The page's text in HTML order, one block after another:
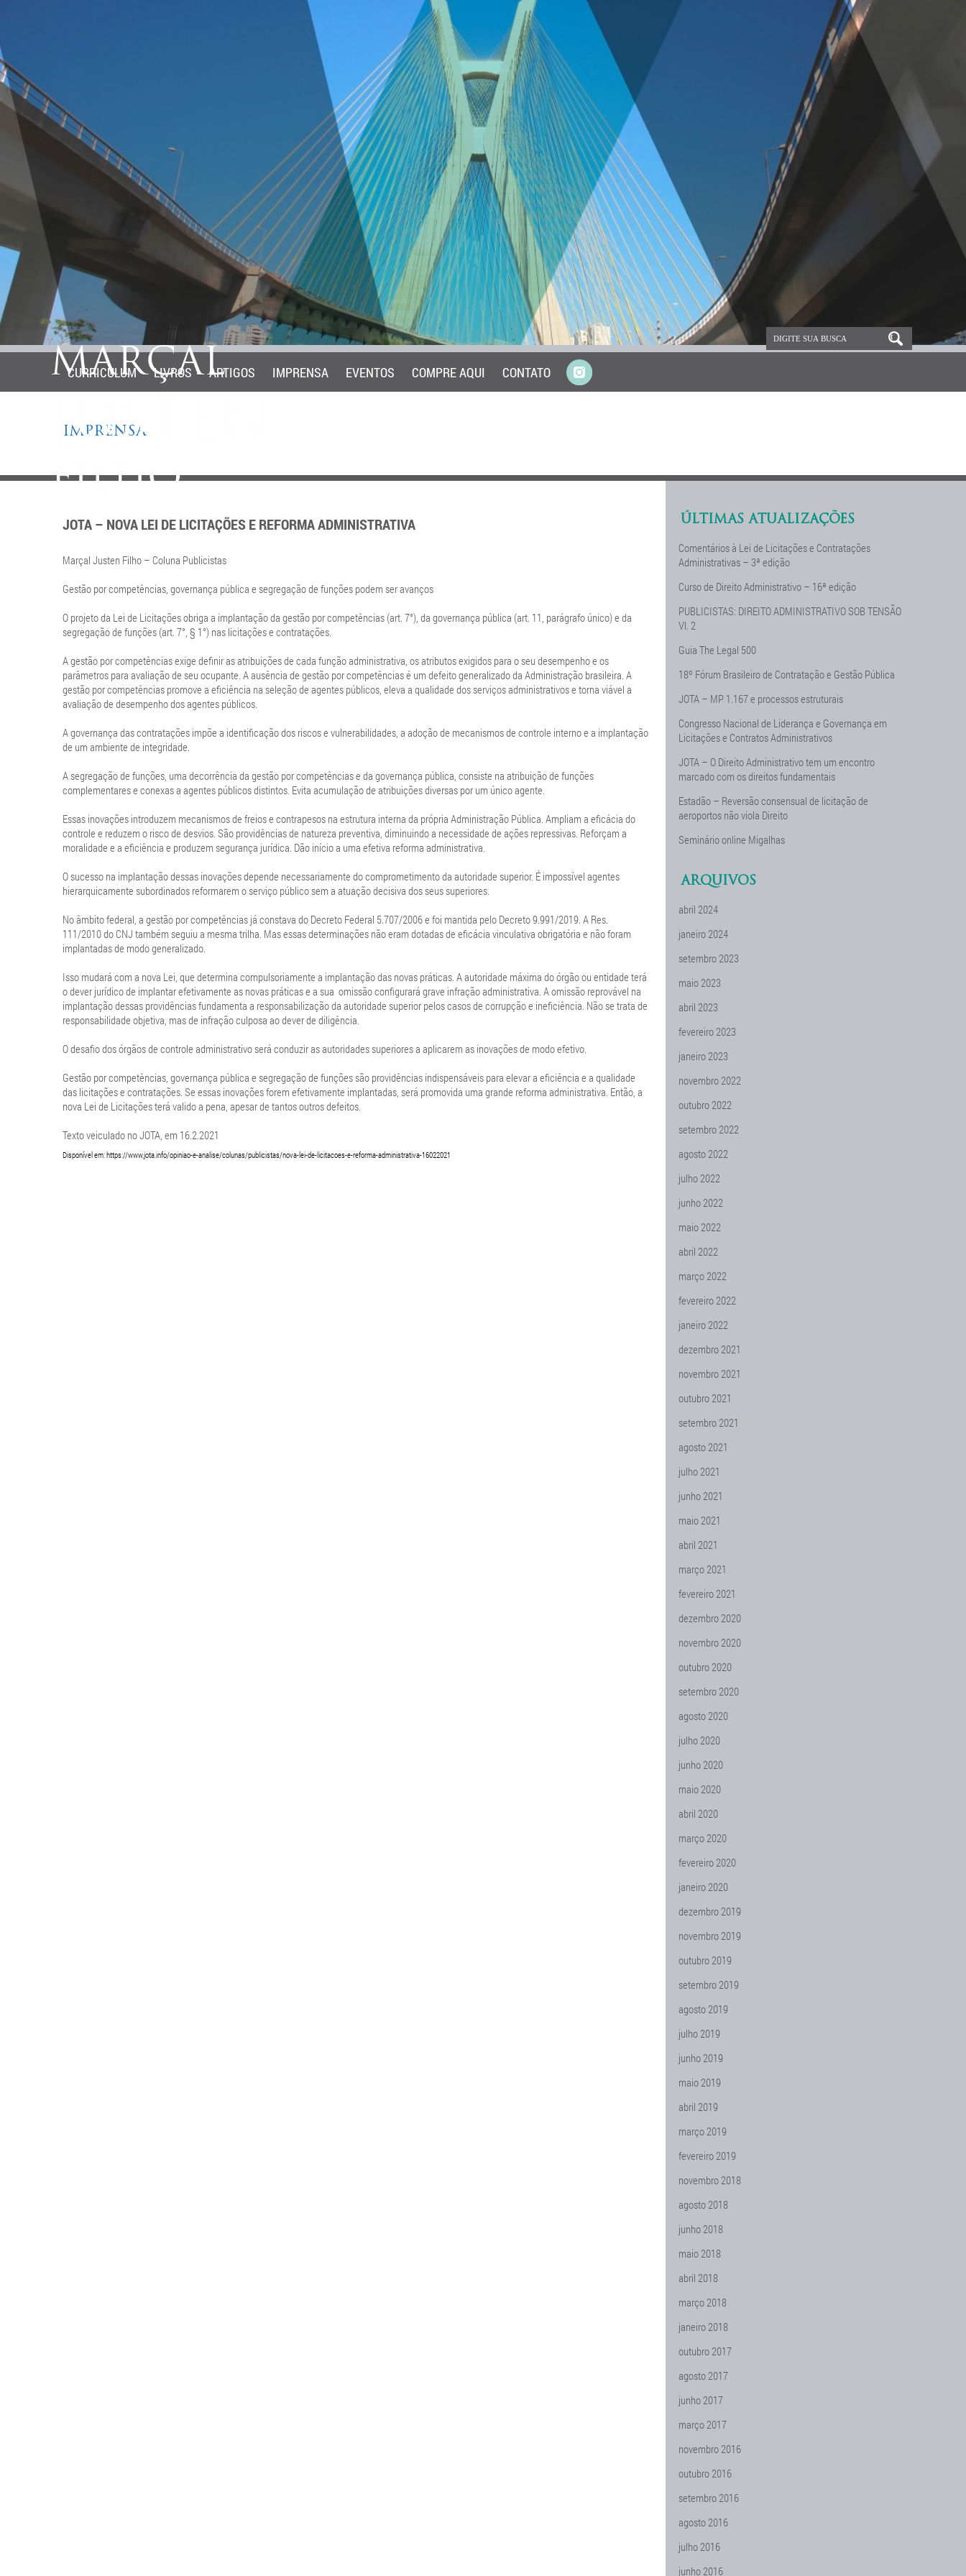
CURRICULUM LIVROS ARTIGOS IMPRENSA EVENTOS COMPRE AQUI CONTATO
IMPRENSA
JOTA – NOVA LEI DE LICITAÇÕES E REFORMA ADMINISTRATIVA
Marçal Justen Filho – Coluna Publicistas
Gestão por competências, governança pública e segregação de funções podem ser avanços
O projeto da Lei de Licitações obriga a implantação da gestão por competências (art. 7°), da governança pública (art. 11, parágrafo único) e da
segregação de funções (art. 7°, § 1°) nas licitações e contratações.
A gestão por competências exige definir as atribuições de cada função administrativa, os atributos exigidos para o seu desempenho e os
parâmetros para avaliação de seu ocupante. A ausência de gestão por competências é um defeito generalizado da Administração brasileira. A
gestão por competências promove a eficiência na seleção de agentes públicos, eleva a qualidade dos serviços administrativos e torna viável a
avaliação de desempenho dos agentes públicos.
A governança das contratações impõe a identificação dos riscos e vulnerabilidades, a adoção de mecanismos de controle interno e a implantação
de um ambiente de integridade.
A segregação de funções, uma decorrência da gestão por competências e da governança pública, consiste na atribuição de funções
complementares e conexas a agentes públicos distintos. Evita acumulação de atribuições diversas por um único agente.
Essas inovações introduzem mecanismos de freios e contrapesos na estrutura interna da própria Administração Pública. Ampliam a eficácia do
controle e reduzem o risco de desvios. São providências de natureza preventiva, diminuindo a necessidade de ações repressivas. Reforçam a
moralidade e a eficiência e produzem segurança jurídica. Dão início a uma efetiva reforma administrativa.
O sucesso na implantação dessas inovações depende necessariamente do comprometimento da autoridade superior. É impossível agentes
hierarquicamente subordinados reformarem o serviço público sem a atuação decisiva dos seus superiores.
No âmbito federal, a gestão por competências já constava do Decreto Federal 5.707/2006 e foi mantida pelo Decreto 9.991/2019. A Res.
111/2010 do CNJ também seguiu a mesma trilha. Mas essas determinações não eram dotadas de eficácia vinculativa obrigatória e não foram
implantadas de modo generalizado.
Isso mudará com a nova Lei, que determina compulsoriamente a implantação das novas práticas. A autoridade máxima do órgão ou entidade terá
o dever jurídico de implantar efetivamente as novas práticas e a sua omissão configurará grave infração administrativa. A omissão reprovável na
implantação dessas providências fundamenta a responsabilização da autoridade superior pelos casos de corrupção e ineficiência. Não se trata de
responsabilidade objetiva, mas de infração culposa ao dever de diligência.
O desafio dos órgãos de controle administrativo será conduzir as autoridades superiores a aplicarem as inovações de modo efetivo.
Gestão por competências, governança pública e segregação de funções são providências indispensáveis para elevar a eficiência e a qualidade
das licitações e contratações. Se essas inovações forem efetivamente implantadas, será promovida uma grande reforma administrativa. Então, a
nova Lei de Licitações terá valido a pena, apesar de tantos outros defeitos.
Texto veiculado no JOTA, em 16.2.2021
Disponível em: https://www.jota.info/opiniao-e-analise/colunas/publicistas/nova-lei-de-licitacoes-e-reforma-administrativa-16022021
ÚLTIMAS ATUALIZAÇÕES
Comentários à Lei de Licitações e Contratações
Administrativas – 3ª edição
Curso de Direito Administrativo – 16ª edição
PUBLICISTAS: DIREITO ADMINISTRATIVO SOB TENSÃO
Vl. 2
Guia The Legal 500
18º Fórum Brasileiro de Contratação e Gestão Pública
JOTA – MP 1.167 e processos estruturais
Congresso Nacional de Liderança e Governança em
Licitações e Contratos Administrativos
JOTA – O Direito Administrativo tem um encontro
marcado com os direitos fundamentais
Estadão – Reversão consensual de licitação de
aeroportos não viola Direito
Seminário online Migalhas
ARQUIVOS
abril 2024
janeiro 2024
setembro 2023
maio 2023
abril 2023
fevereiro 2023
janeiro 2023
novembro 2022
outubro 2022
setembro 2022
agosto 2022
julho 2022
junho 2022
maio 2022
abril 2022
março 2022
fevereiro 2022
janeiro 2022
dezembro 2021
novembro 2021
outubro 2021
setembro 2021
agosto 2021
julho 2021
junho 2021
maio 2021
abril 2021
março 2021
fevereiro 2021
dezembro 2020
novembro 2020
outubro 2020
setembro 2020
agosto 2020
julho 2020
junho 2020
maio 2020
abril 2020
março 2020
fevereiro 2020
janeiro 2020
dezembro 2019
novembro 2019
outubro 2019
setembro 2019
agosto 2019
julho 2019
junho 2019
maio 2019
abril 2019
março 2019
fevereiro 2019
novembro 2018
agosto 2018
junho 2018
maio 2018
abril 2018
março 2018
janeiro 2018
outubro 2017
agosto 2017
junho 2017
março 2017
novembro 2016
outubro 2016
setembro 2016
agosto 2016
julho 2016
junho 2016